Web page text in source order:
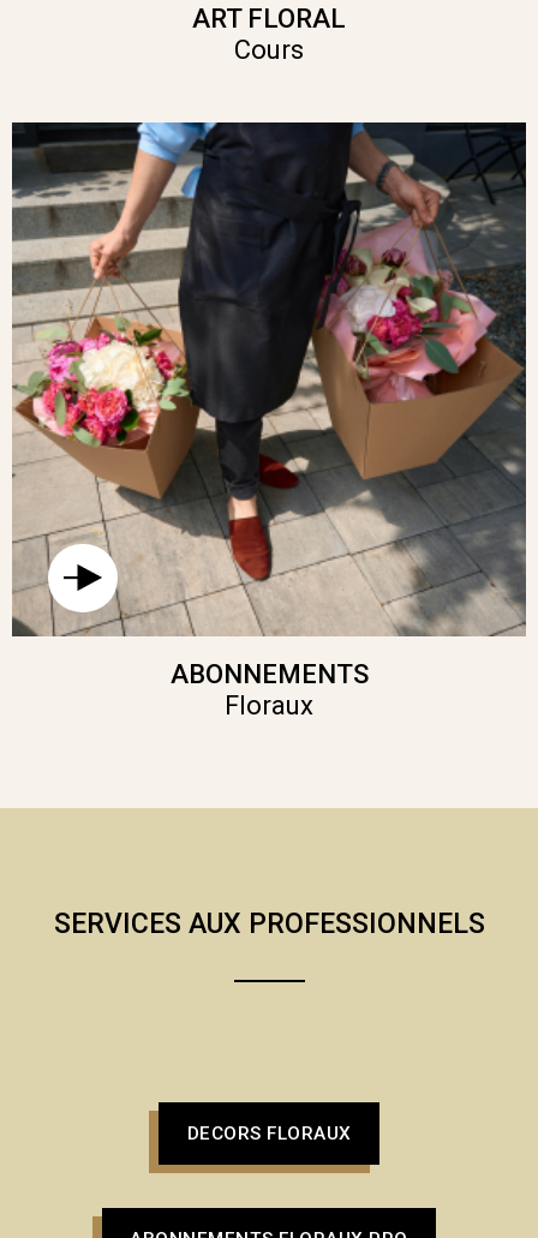
ART FLORAL
Cours
ABONNEMENTS
Floraux
SERVICES AUX PROFESSIONNELS
DECORS FLORAUX